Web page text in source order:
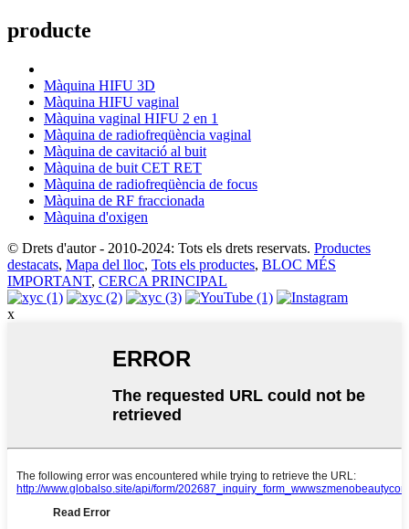
producte
Màquina HIFU 3D
Màquina HIFU vaginal
Màquina vaginal HIFU 2 en 1
Màquina de radiofreqüència vaginal
Màquina de cavitació al buit
Màquina de buit CET RET
Màquina de radiofreqüència de focus
Màquina de RF fraccionada
Màquina d'oxigen
© Drets d'autor - 2010-2024: Tots els drets reservats. Productes
destacats, Mapa del lloc, Tots els productes, BLOC MÉS
IMPORTANT, CERCA PRINCIPAL
x